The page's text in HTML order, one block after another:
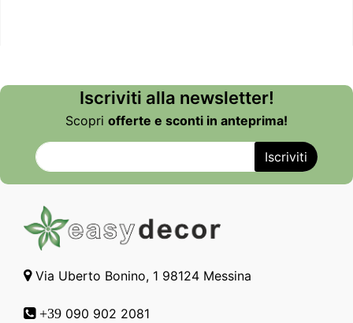
Iscriviti alla newsletter!
Scopri offerte e sconti in anteprima!
Via Uberto Bonino, 1 98124 Messina
+39 090 902 2081